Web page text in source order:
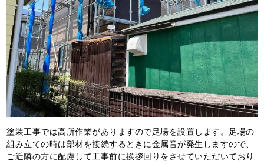
塗装工事では高所作業がありますので足場を設置します。足場の
組み立ての時は部材を接続するときに金属音が発生しますので、
ご近隣の方に配慮して工事前に挨拶回りをさせていただいており